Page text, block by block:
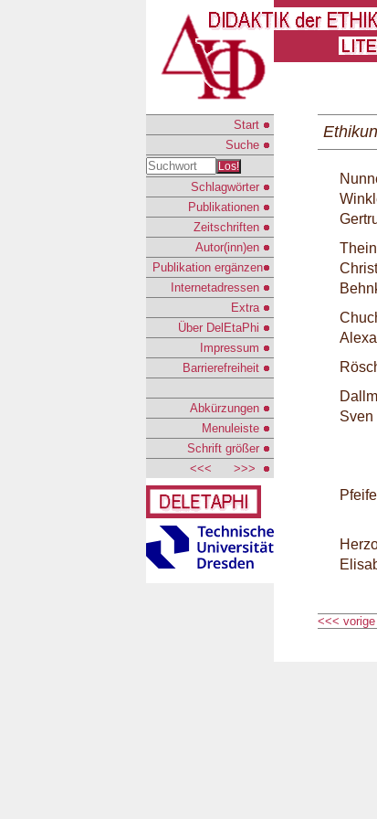
Start
Suche
Los!
Schlagwörter
Publikationen
Zeitschriften
Autor(inn)en
Publikation ergänzen
Internetadressen
Extra
Über DelEtaPhi
Impressum
Barrierefreiheit
Abkürzungen
Menuleiste
Schrift größer
<<<
>>>
Sven
<<< vorige